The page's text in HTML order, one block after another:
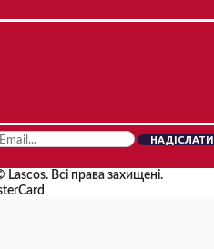
НАДІСЛАТИ
Всі права захищені.